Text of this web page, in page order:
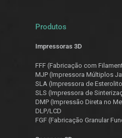
Produtos
Impressoras 3D
FFF (Fabricação com
MJP (Impressora Múltiplos
SLA (Impressora de
SLS (Impressora de
DMP (Impressão Direta no
DLP/LCD
FGF (Fabricação Granular